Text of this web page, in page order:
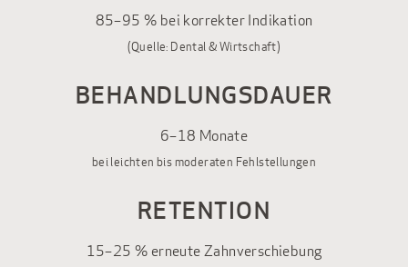
85–95 % bei korrekter Indikation
(Quelle: Dental & Wirtschaft)
BEHANDLUNGSDAUER
6–18 Monate
bei leichten bis moderaten Fehlstellungen
RETENTION
15–25 % erneute Zahnverschiebung